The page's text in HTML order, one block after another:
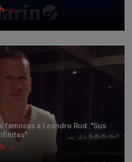
0
famosas a Leandro Rud: "Sus
0